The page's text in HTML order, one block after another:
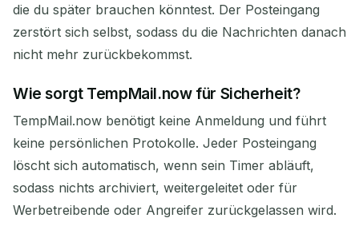
die du später brauchen könntest. Der Posteingang
zerstört sich selbst, sodass du die Nachrichten danach
nicht mehr zurückbekommst.
Wie sorgt TempMail.now für Sicherheit?
TempMail.now benötigt keine Anmeldung und führt
keine persönlichen Protokolle. Jeder Posteingang
löscht sich automatisch, wenn sein Timer abläuft,
sodass nichts archiviert, weitergeleitet oder für
Werbetreibende oder Angreifer zurückgelassen wird.